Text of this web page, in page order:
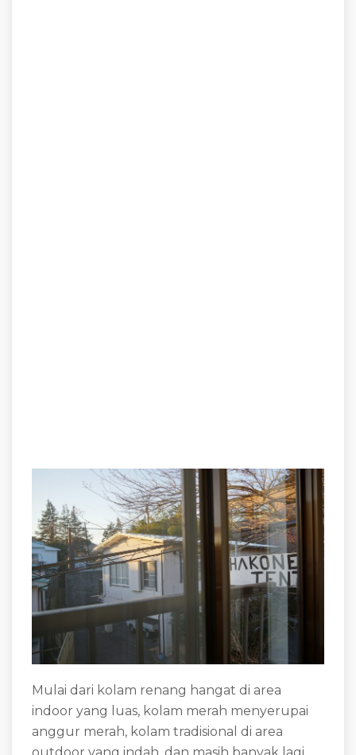
Mulai dari kolam renang hangat di area
indoor yang luas, kolam merah menyerupai
anggur merah, kolam tradisional di area
outdoor yang indah, dan masih banyak lagi.